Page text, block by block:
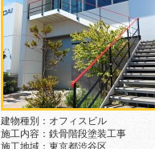
建物種別：オフィスビル
施工内容：鉄骨階段塗装工事
施工地域：東京都渋谷区